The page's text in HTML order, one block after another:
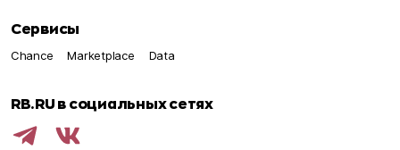
Сервисы
Chance Marketplace Data
RB.RU в социальных сетях